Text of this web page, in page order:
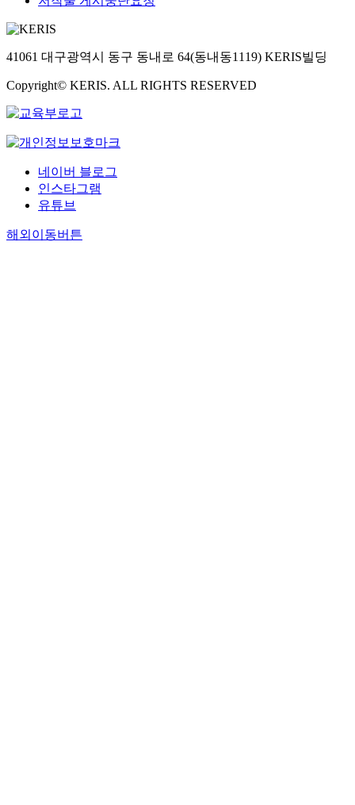
41061 대구광역시 동구 동내로 64(동내동1119) KERIS빌딩
Copyright© KERIS. ALL RIGHTS RESERVED
네이버 블로그
인스타그램
유튜브
해외이동버튼